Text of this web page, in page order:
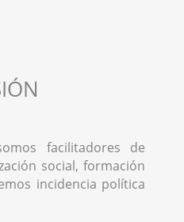
facilitadores de
social, formación
incidencia política